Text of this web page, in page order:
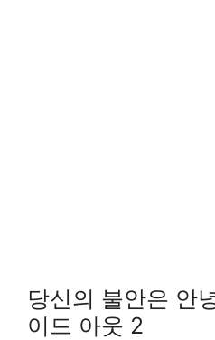
당신의 불안은 안
이드 아웃 2